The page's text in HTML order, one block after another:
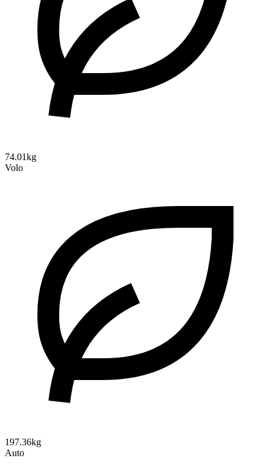
74.01kg
Volo
197.36kg
Auto